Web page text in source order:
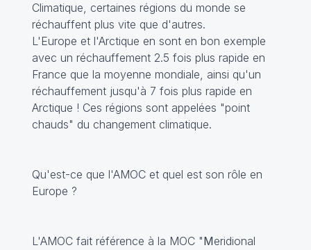
Climatique, certaines régions du monde se
réchauffent plus vite que d'autres.
L'Europe et l'Arctique en sont en bon exemple
avec un réchauffement 2.5 fois plus rapide en
France que la moyenne mondiale, ainsi qu'un
réchauffement jusqu'à 7 fois plus rapide en
Arctique ! Ces régions sont appelées "point
chauds" du changement climatique.
Qu'est-ce que l'AMOC et quel est son rôle en
Europe ?
L'AMOC fait référence à la MOC "Meridional